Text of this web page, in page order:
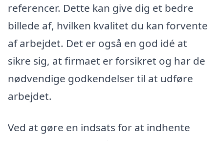
referencer. Dette kan give dig et bedre
billede af, hvilken kvalitet du kan forvente
af arbejdet. Det er også en god idé at
sikre sig, at firmaet er forsikret og har de
nødvendige godkendelser til at udføre
arbejdet.
Ved at gøre en indsats for at indhente